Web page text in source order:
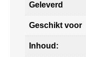
Geleverd
Geschikt voor
Inhoud: